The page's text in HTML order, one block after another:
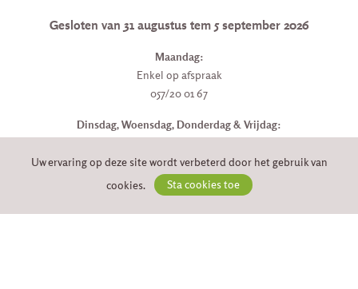
Gesloten van 31 augustus tem 5 september 2026
Maandag:
Enkel op afspraak
057/20 01 67
Dinsdag, Woensdag, Donderdag & Vrijdag:
Zaterdag:
9u30 - 17u
Uw ervaring op deze site wordt verbeterd door het gebruik van
cookies.
Sta cookies toe